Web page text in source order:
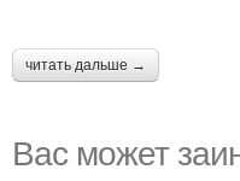
читать дальше →
Вас может